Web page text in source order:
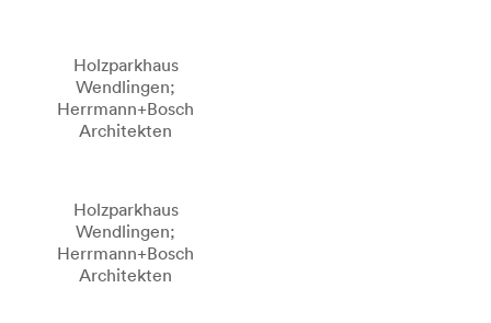
Holzparkhaus
Wendlingen;
Herrmann+Bosch
Architekten
Holzparkhaus
Wendlingen;
Herrmann+Bosch
Architekten